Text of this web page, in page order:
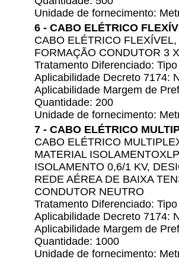
Unidade de fornecimento:
6 - CABO ELÉTRICO
CABO ELÉTRICO
FORMAÇÃO CONDUTOR 3
Tratamento Diferenciado:
Aplicabilidade Decreto 7174:
Aplicabilidade Margem de
Quantidade: 200
Unidade de fornecimento:
7 - CABO ELÉTRICO
CABO ELÉTRICO
MATERIAL
ISOLAMENTO 0,6/1 KV,
REDE AÉREA DE BAIXA
CONDUTOR NEUTRO
Tratamento Diferenciado:
Aplicabilidade Decreto 7174:
Aplicabilidade Margem de
Quantidade: 1000
Unidade de fornecimento: